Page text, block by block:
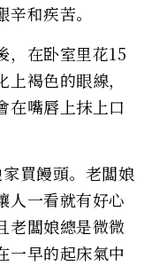
和疾苦。
，在卧室里花15
褐色的眼線，
在嘴唇上抹上口
買饅頭。老闆娘
人一看就有好心
老闆娘總是微微
一早的起床氣中